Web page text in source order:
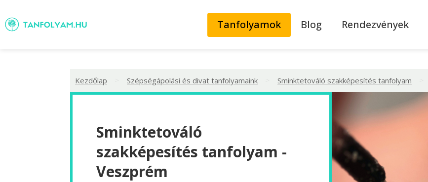
Tanfolyamok Blog Rendezvények
Kezdőlap Szépségápolási és divat tanfolyamaink Sminktetováló szakképesítés tanfolyam
Sminktetováló
szakképesítés tanfolyam -
Veszprém